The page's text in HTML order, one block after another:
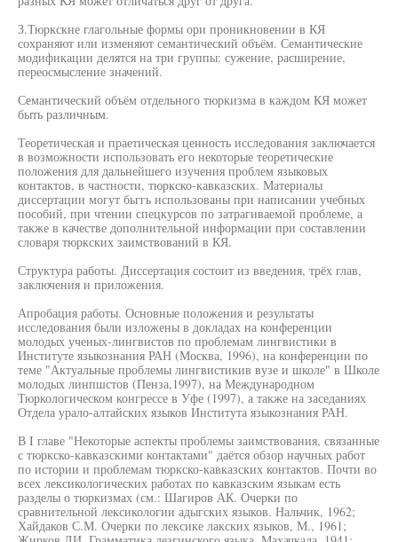
З.Тюркскне глагольные формы ори проникновении в КЯ
сохраняют или изменяют семантический объём. Семантические
модификации делятся на три группы: сужение, расширение,
переосмысление значений.
Семантический объём отдельного тюркизма в каждом КЯ может
быть различным.
Теоретическая и праетическая ценность исследования заключается
в возможности использовать его некоторые теоретические
положения для дальнейшего изучения проблем языковых
контактов, в частности, тюркско-кавказских. Материалы
диссертации могут бьггь использованы при написании учебных
пособий, при чтении спецкурсов по затрагиваемой проблеме, а
также в качестве дополнительной информации при составлении
словаря тюркских заимствований в КЯ.
Структура работы. Диссертация состоит из введения, трёх глав,
заключения и приложения.
Апробация работы. Основные положения и результаты
исследования были изложены в докладах на конференции
молодых ученых-лингвистов по проблемам лингвистики в
Институте языкознания РАН (Москва, 1996), на конференции по
теме "Актуальные проблемы лингвистикив вузе и школе" в Школе
молодых линпшстов (Пенза,1997), на Международном
Тюркологическом конгрессе в Уфе (1997), а также на заседаниях
Отдела урало-алтайских языков Института языкознания РАН.
В I главе "Некоторые аспекты проблемы заимствования, связанные
с тюркско-кавказскими контактами" даётся обзор научных работ
по истории и проблемам тюркско-кавказских контактов. Почти во
всех лексикологических работах по кавказским языкам есть
разделы о тюркизмах (см.: Шагиров АК. Очерки по
сравнительной лексикологии адыгских языков. Нальчик, 1962;
Хайдаков С.М. Очерки по лексике лакских языков, М., 1961;